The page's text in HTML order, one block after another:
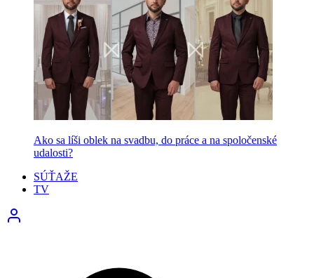
Ako sa líši oblek na svadbu, do práce a na spoločenské
udalosti?
SÚŤAŽE
TV